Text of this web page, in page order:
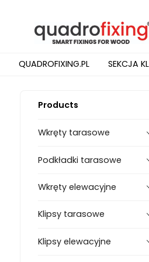
QUADROFIXING.PL SEKCJA
Products
Wkręty tarasowe
Podkładki tarasowe
Wkręty elewacyjne
Klipsy tarasowe
Klipsy elewacyjne